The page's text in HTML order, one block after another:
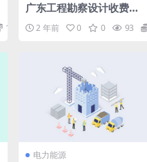
1.98
广东工程勘察设计收费导
则第二版广东2021年.pdf
2 年前 0 0 93
电力能源